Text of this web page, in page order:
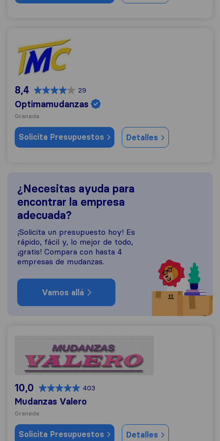
Optimamudanzas
8,4 29
Optimamudanzas
Granada
Solicita Presupuestos Detalles
¿Necesitas ayuda para
encontrar la empresa
adecuada?
¡Solicita un presupuesto hoy! Es
rápido, fácil y, lo mejor de todo,
¡gratis! Compara con hasta 4
empresas de mudanzas.
Vamos allá
Mudanzas Valero
10,0 403
Mudanzas Valero
Granada
Solicita Presupuestos Detalles